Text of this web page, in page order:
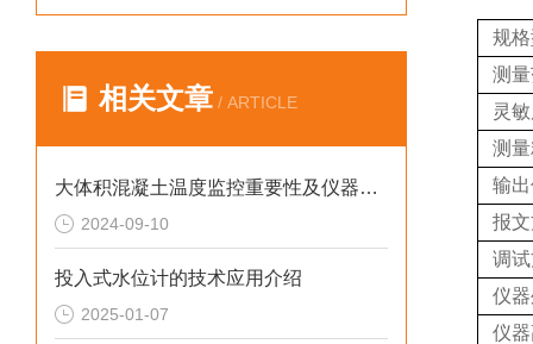
相关文章 / ARTICLE
大体积混凝土温度监控重要性及仪器推荐
2024-09-10
投入式水位计的技术应用介绍
2025-01-07
规
测
灵
测
输
报
调
仪
仪